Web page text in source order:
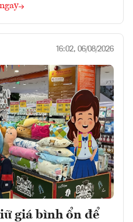
16:02, 06/08/2026
giá bình ổn để